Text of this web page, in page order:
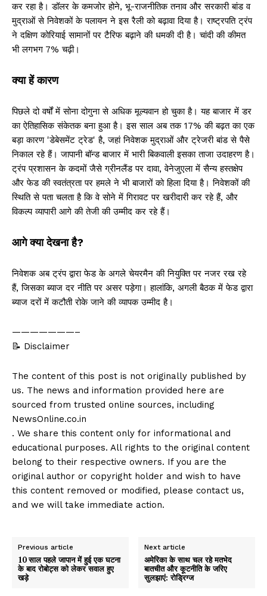
कर रहा है। डॉलर के कमजोर होने, भू-राजनीतिक तनाव और सरकारी बांड व
मुद्राओं से निवेशकों के पलायन ने इस रैली को बढ़ावा दिया है। राष्ट्रपति ट्रंप
ने दक्षिण कोरियाई सामानों पर टैरिफ बढ़ाने की धमकी दी है। चांदी की कीमत
भी लगभग 7% चढ़ी।
क्या हें कारण
पिछले दो वर्षों में सोना दोगुना से अधिक मूल्यवान हो चुका है। यह बाजार में डर
का ऐतिहासिक संकेतक बना हुआ है। इस साल अब तक 17% की बढ़त का एक
बड़ा कारण 'डेबेसमेंट ट्रेड' है, जहां निवेशक मुद्राओं और ट्रेजरी बांड से पैसे
निकाल रहे हैं। जापानी बॉन्ड बाजार में भारी बिकवाली इसका ताजा उदाहरण है।
ट्रंप प्रशासन के कदमों जैसे ग्रीनलैंड पर दावा, वेनेजुएला में सैन्य हस्तक्षेप
और फेड की स्वतंत्रता पर हमले ने भी बाजारों को हिला दिया है। निवेशकों की
स्थिति से पता चलता है कि वे सोने में गिरावट पर खरीदारी कर रहे हैं, और
विकल्प व्यापारी आगे की तेजी की उम्मीद कर रहे हैं।
आगे क्या देखना है?
निवेशक अब ट्रंप द्वारा फेड के अगले चेयरमैन की नियुक्ति पर नजर रख रहे
हैं, जिसका ब्याज दर नीति पर असर पड़ेगा। हालांकि, अगली बैठक में फेड द्वारा
ब्याज दरों में कटौती रोके जाने की व्यापक उम्मीद है।
———————–
📝 Disclaimer
The content of this post is not originally published by
us. The news and information provided here are
sourced from trusted online sources, including
NewsOnline.co.in
. We share this content only for informational and
educational purposes. All rights to the original content
belong to their respective owners. If you are the
original author or copyright holder and wish to have
this content removed or modified, please contact us,
and we will take immediate action.
Previous article
10 साल पहले जापान में हुई एक घटना
के बाद रोबोट्स को लेकर सवाल हुए
खड़े
Next article
अमेरिका के साथ चल रहे मतभेद
बातचीत और कूटनीति के जरिए
सुलझाएं: रोड्रिग्ज